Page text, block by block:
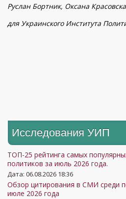
Руслан Бортник, Оксана
для Украинского Института
Исследования УИП
ТОП-25 рейтинга самых
политиков за июль 2026 года.
Дата: 06.08.2026 18:36
Обзор цитирования в СМИ среди
июле 2026 года